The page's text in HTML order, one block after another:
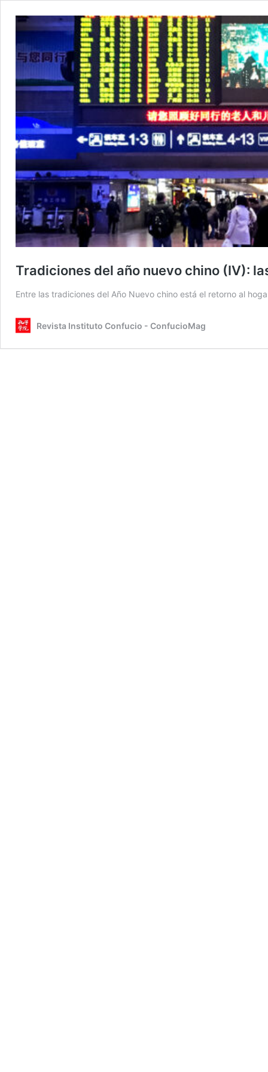
Tradiciones del año nuevo chino (IV):
Entre las tradiciones del Año Nuevo chino está el retorno al
Revista Instituto Confucio - ConfucioMag